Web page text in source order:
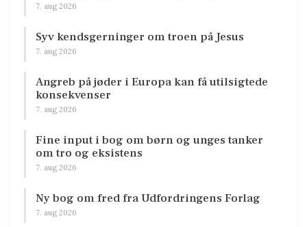
7. aug 2026
Syv kendsgerninger om troen på Jesus
7. aug 2026
Angreb på jøder i Europa kan få utilsigtede
konsekvenser
7. aug 2026
Fine input i bog om børn og unges tanker
om tro og eksistens
7. aug 2026
Ny bog om fred fra Udfordringens Forlag
7. aug 2026